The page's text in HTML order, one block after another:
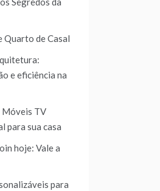
Quarto de Casal
e eficiência na
Móveis TV
para sua casa
hoje: Vale a
para